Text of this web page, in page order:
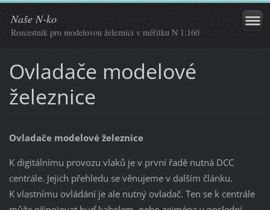
Naše N-ko
Rozcestník pro modelovou železnici v měřítku N 1:160
Ovladače modelové
železnice
Ovladače modelové železnice
K digitálnímu provozu vlaků je v první řadě nutná DCC
centrále. Jejich přehledu se věnujeme v dalším článku.
K vlastnímu ovládání je ale nutný ovladač. Ten se k centrále